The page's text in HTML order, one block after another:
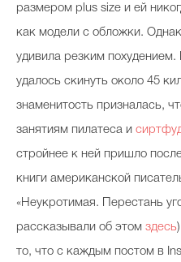
размером plus size и ей
как модели с обложки.
удивила резким похудением.
удалось скинуть около 45
знаменитость призналась,
занятиям пилатеса и
стройнее к ней пришло
книги американской
«Неукротимая. Перестань
рассказывали об этом здесь
то, что с каждым постом в